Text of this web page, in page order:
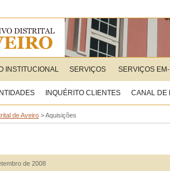
INSTITUCIONAL SERVIÇOS SERVIÇOS
INQUÉRITO CLIENTES CANAL DE
de Aveiro >Aquisições
de 2008